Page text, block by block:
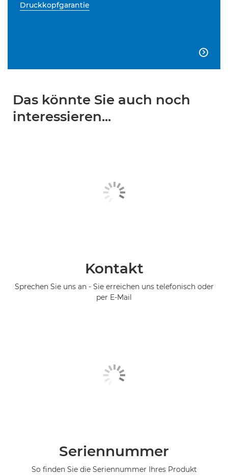
Druckkopfgarantie

Das könnte Sie auch noch
interessieren...
Kontakt
Sprechen Sie uns an - Sie erreichen uns telefonisch oder
per E-Mail
Seriennummer
So finden Sie die Seriennummer Ihres Produkt